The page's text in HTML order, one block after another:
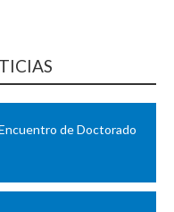
de Doctorado